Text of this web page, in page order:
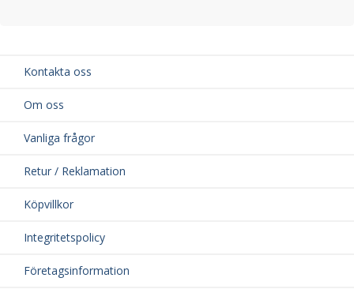
Kontakta oss
Om oss
Vanliga frågor
Retur / Reklamation
Köpvillkor
Integritetspolicy
Företagsinformation